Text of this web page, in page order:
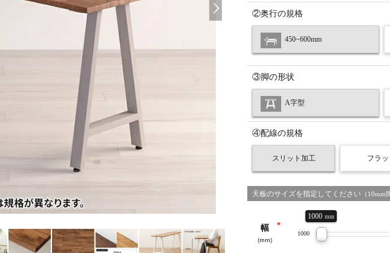
②奥行の規格
450~600mm
③脚の形状
A字型
④配線の規格
スリット加工 フラッ
天板のサイズを指定してください （10mm
幅
1000
1000 mm